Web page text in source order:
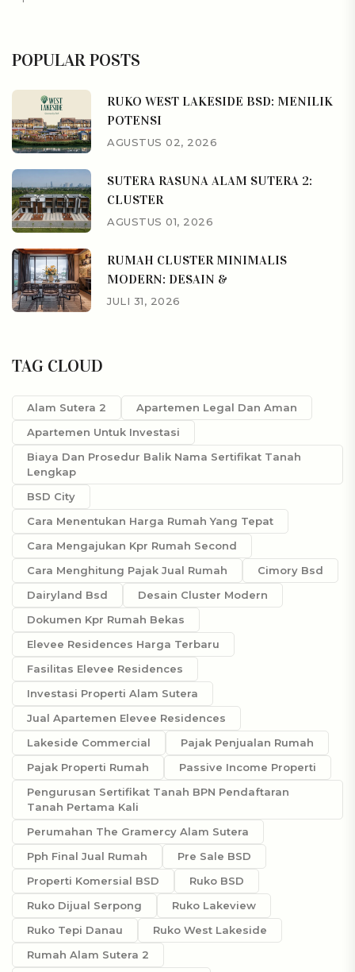
POPULAR POSTS
RUKO WEST LAKESIDE BSD: MENILIK
POTENSI
AGUSTUS 02, 2026
SUTERA RASUNA ALAM SUTERA 2:
CLUSTER
AGUSTUS 01, 2026
RUMAH CLUSTER MINIMALIS
MODERN: DESAIN &
JULI 31, 2026
TAG CLOUD
Alam Sutera 2
Apartemen Legal Dan Aman
Apartemen Untuk Investasi
Biaya Dan Prosedur Balik Nama Sertifikat Tanah
Lengkap
BSD City
Cara Menentukan Harga Rumah Yang Tepat
Cara Mengajukan Kpr Rumah Second
Cara Menghitung Pajak Jual Rumah
Cimory Bsd
Dairyland Bsd
Desain Cluster Modern
Dokumen Kpr Rumah Bekas
Elevee Residences Harga Terbaru
Fasilitas Elevee Residences
Investasi Properti Alam Sutera
Jual Apartemen Elevee Residences
Lakeside Commercial
Pajak Penjualan Rumah
Pajak Properti Rumah
Passive Income Properti
Pengurusan Sertifikat Tanah BPN Pendaftaran
Tanah Pertama Kali
Perumahan The Gramercy Alam Sutera
Pph Final Jual Rumah
Pre Sale BSD
Properti Komersial BSD
Ruko BSD
Ruko Dijual Serpong
Ruko Lakeview
Ruko Tepi Danau
Ruko West Lakeside
Rumah Alam Sutera 2